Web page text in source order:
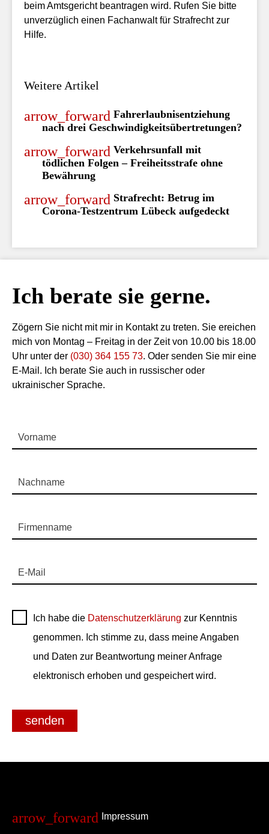
beim Amtsgericht beantragen wird. Rufen Sie bitte
unverzüglich einen Fachanwalt für Strafrecht zur
Hilfe.
Weitere Artikel
Fahrerlaubnisentziehung
nach drei Geschwindigkeitsübertretungen?
Verkehrsunfall mit
tödlichen Folgen – Freiheitsstrafe ohne
Bewährung
Strafrecht: Betrug im
Corona-Testzentrum Lübeck aufgedeckt
Ich berate sie gerne.
Zögern Sie nicht mit mir in Kontakt zu treten. Sie ereichen
mich von Montag – Freitag in der Zeit von 10.00 bis 18.00
Uhr unter der (030) 364 155 73. Oder senden Sie mir eine
E-Mail. Ich berate Sie auch in russischer oder
ukrainischer Sprache.
Vorname
Nachname
Firmenname
E-Mail
Ich habe die Datenschutzerklärung zur Kenntnis
genommen. Ich stimme zu, dass meine Angaben
und Daten zur Beantwortung meiner Anfrage
elektronisch erhoben und gespeichert wird.
senden
Impressum